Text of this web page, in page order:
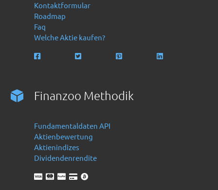
Kontaktformular
Roadmap
Faq
Welche Aktie kaufen?
Finanzoo Methodik
Fundamentaldaten API
Aktienbewertung
Aktienindizes
Dividendenrendite